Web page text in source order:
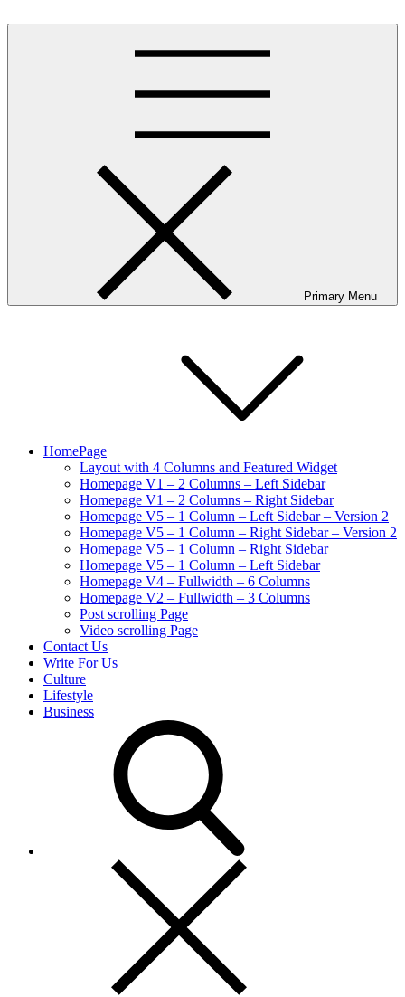
to
Primary Menu
HomePage
Layout with 4 Columns and Featured Widget
Homepage V1 – 2 Columns – Left Sidebar
Homepage V1 – 2 Columns – Right Sidebar
Homepage V5 – 1 Column – Left Sidebar – Version 2
Homepage V5 – 1 Column – Right Sidebar – Version 2
Homepage V5 – 1 Column – Right Sidebar
Homepage V5 – 1 Column – Left Sidebar
Homepage V4 – Fullwidth – 6 Columns
Homepage V2 – Fullwidth – 3 Columns
Post scrolling Page
Video scrolling Page
Contact Us
Write For Us
Culture
Lifestyle
Business